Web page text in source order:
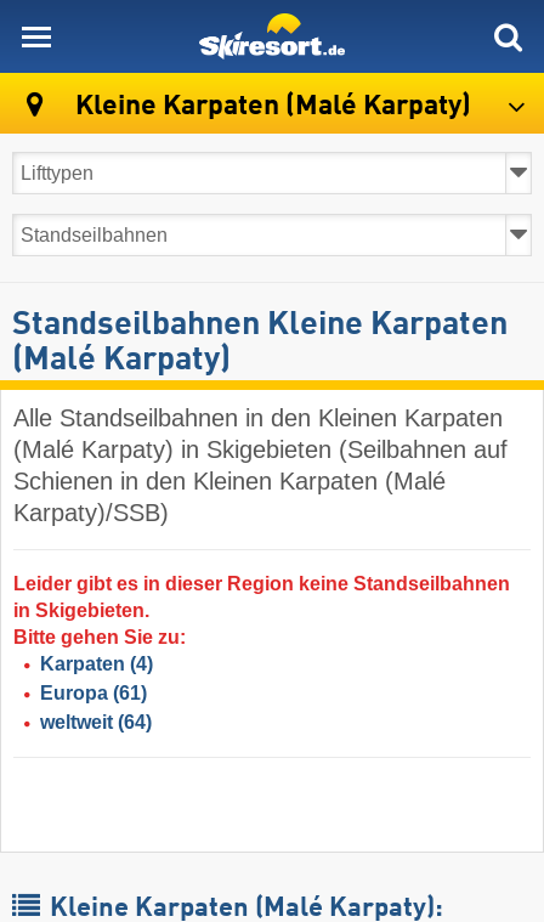
Kleine Karpaten (Malé Karpaty)
Standseilbahnen Kleine Karpaten
(Malé Karpaty)
Alle Standseilbahnen in den Kleinen Karpaten
(Malé Karpaty) in Skigebieten (Seilbahnen auf
Schienen in den Kleinen Karpaten (Malé
Karpaty)/SSB)
Leider gibt es in dieser Region keine Standseilbahnen
in Skigebieten.
Bitte gehen Sie zu:
Karpaten (4)
Europa (61)
weltweit (64)
Kleine Karpaten (Malé Karpaty):